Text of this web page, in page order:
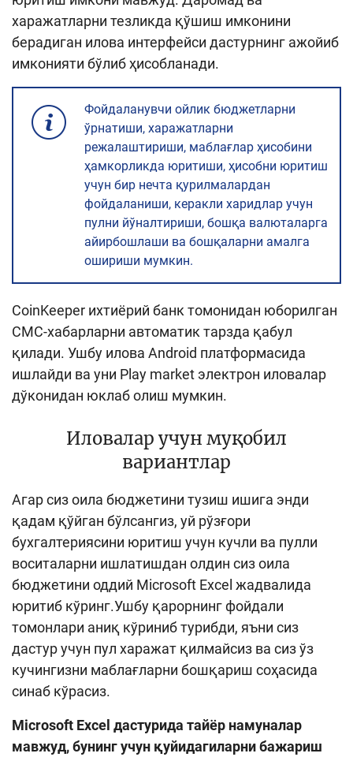
харажатларни тезликда қўшиш имконини
берадиган илова интерфейси дастурнинг ажойиб
имконияти бўлиб ҳисобланади.
Фойдаланувчи ойлик бюджетларни
ўрнатиши, харажатларни
режалаштириши, маблағлар ҳисобини
ҳамкорликда юритиши, ҳисобни юритиш
учун бир нечта қурилмалардан
фойдаланиши, керакли харидлар учун
пулни йўналтириши, бошқа валюталарга
айирбошлаши ва бошқаларни амалга
ошириши мумкин.
CoinKeeper ихтиёрий банк томонидан юборилган
СМС-хабарларни автоматик тарзда қабул
қилади. Ушбу илова Android платформасида
ишлайди ва уни Play market электрон иловалар
дўконидан юклаб олиш мумкин.
Иловалар учун муқобил
вариантлар
Агар сиз оила бюджетини тузиш ишига энди
қадам қўйган бўлсангиз, уй рўзғори
бухгалтериясини юритиш учун кучли ва пулли
воситаларни ишлатишдан олдин сиз оила
бюджетини оддий Microsoft Excel жадвалида
юритиб кўринг.Ушбу қарорнинг фойдали
томонлари аниқ кўриниб турибди, яъни сиз
дастур учун пул харажат қилмайсиз ва сиз ўз
кучингизни маблағларни бошқариш соҳасида
синаб кўрасиз.
Microsoft Excel дастурида тайёр намуналар
мавжуд, бунинг учун қуйидагиларни бажариш